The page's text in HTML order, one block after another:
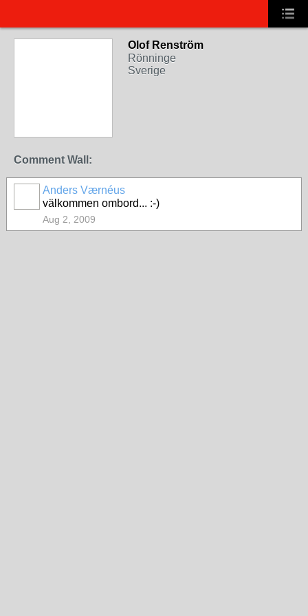
Olof Renström
Rönninge
Sverige
Comment Wall:
Anders Værnéus
välkommen ombord... :-)
Aug 2, 2009